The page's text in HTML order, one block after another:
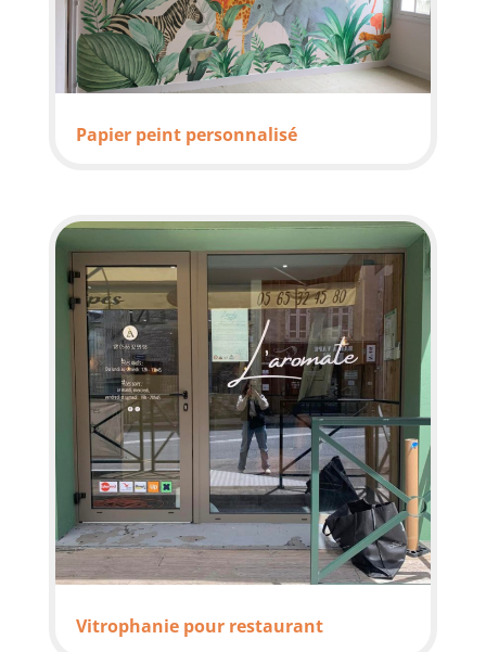
Papier peint personnalisé
Vitrophanie pour restaurant